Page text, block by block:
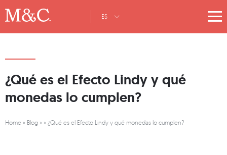
ES
¿Qué es el Efecto Lindy y qué
monedas lo cumplen?
Home » Blog » » ¿Qué es el Efecto Lindy y qué monedas lo cumplen?